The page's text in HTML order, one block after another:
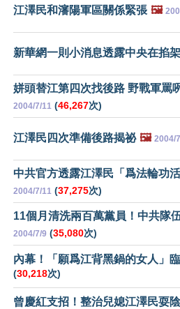
江澤民和瀋陽軍區關係緊張 🖼️
新華網一則小消息透露中央在掐架
姘頭替江第四次找後路 野戰軍罵
2004/7/11 (46,267次)
江澤民四次準備後路揭祕 🖼️ 2004/
中共官方透露江澤民「爲法輪功
2004/7/11 (37,275次)
11個月清洗兩百萬黨員！中共隊
2004/7/9 (35,080次)
內幕！「願爲江背黑鍋的女人」
(30,218次)
曾慶紅支招！整治兒媳江澤民耍